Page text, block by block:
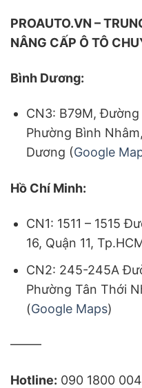
PROAUTO.VN –
NÂNG CẤP Ô TÔ
Bình Dương:
CN3: B79M,
Phường Bình
Dương (Google
Hồ Chí Minh:
CN1: 1511 – 1515
16, Quận 11,
CN2: 245-245A
Phường Tân Thới
(Google Maps)
——–
Hotline: 090 1800 004